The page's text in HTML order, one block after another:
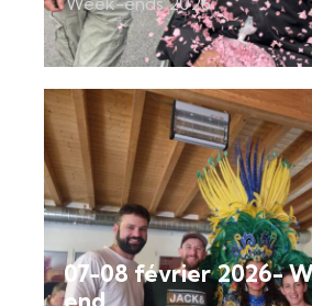
07-08 février 2026-